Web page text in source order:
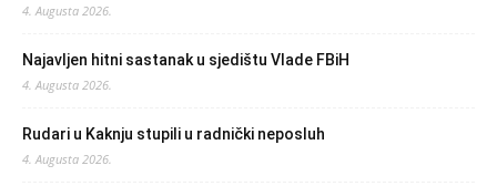
4. Augusta 2026.
Najavljen hitni sastanak u sjedištu Vlade FBiH
4. Augusta 2026.
Rudari u Kaknju stupili u radnički neposluh
4. Augusta 2026.